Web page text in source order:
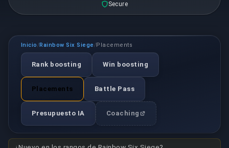
Secure
Inicio /Rainbow Six Siege /Placements
Rank boosting Win boosting
Placements Battle Pass
Presupuesto IA Coaching